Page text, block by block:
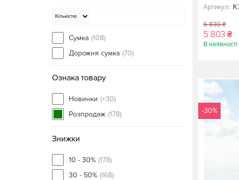
Сумка (108)
Дорожня сумка (70)
Ознака товару
Новинки (+30)
Розпродаж (178)
Знижки
10 - 30% (178)
30 - 50% (168)
Артикул:
6 830 ₴
5 803 ₴
В наявності
-30%